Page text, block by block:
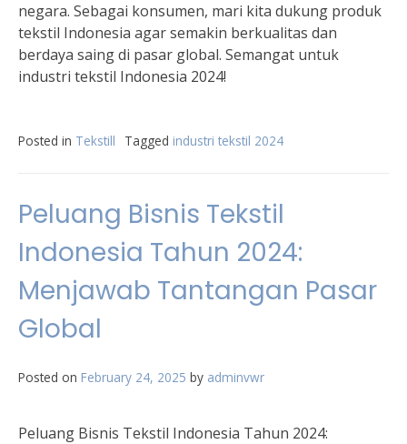
negara. Sebagai konsumen, mari kita dukung produk
tekstil Indonesia agar semakin berkualitas dan
berdaya saing di pasar global. Semangat untuk
industri tekstil Indonesia 2024!
Posted in Tekstill Tagged industri tekstil 2024
Peluang Bisnis Tekstil
Indonesia Tahun 2024:
Menjawab Tantangan Pasar
Global
Posted on February 24, 2025 by adminvwr
Peluang Bisnis Tekstil Indonesia Tahun 2024: